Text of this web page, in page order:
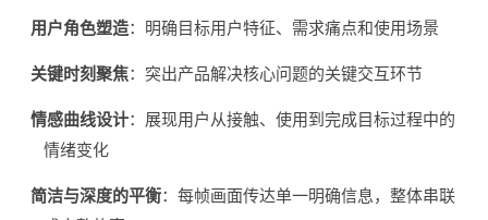
用户角色塑造：明确目标用户特征、需求痛点和使用场景
关键时刻聚焦：突出产品解决核心问题的关键交互环节
情感曲线设计：展现用户从接触、使用到完成目标过程中的
情绪变化
简洁与深度的平衡：每帧画面传达单一明确信息，整体串联